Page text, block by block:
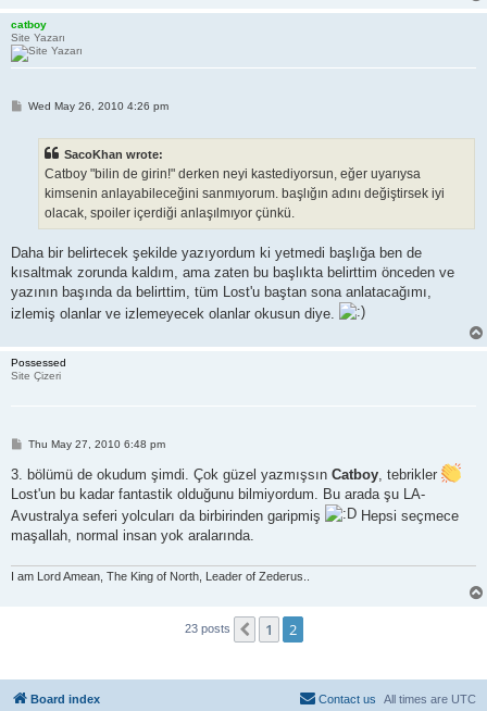
catboy
Site Yazarı
PWed May 26, 2010 4:26 pm
SacoKhan wrote:
Catboy "bilin de girin!" derken neyi kastediyorsun, eğer uyarıysa
kimsenin anlayabileceğini sanmıyorum. başlığın adını değiştirsek iyi
olacak, spoiler içerdiği anlaşılmıyor çünkü.
Daha bir belirtecek şekilde yazıyordum ki yetmedi başlığa ben de
kısaltmak zorunda kaldım, ama zaten bu başlıkta belirttim önceden ve
yazının başında da belirttim, tüm Lost'u baştan sona anlatacağımı,
izlemiş olanlar ve izlemeyecek olanlar okusun diye.
Possessed
Site Çizeri
P
s
Thu May 27, 2010 6:48 pm
3. bölümü de okudum şimdi. Çok güzel yazmışsın Catboy, tebrikler
Lost'un bu kadar fantastik olduğunu bilmiyordum. Bu arada şu LA-
Avustralya seferi yolcuları da birbirinden garipmiş
Hepsi seçmece
maşallah, normal insan yok aralarında.
I am Lord Amean, The King of North, Leader of Zederus..
23 posts Previous
1 2
Board index All times are UTC
Contact us